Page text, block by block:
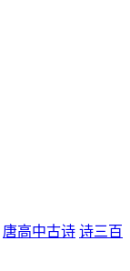
唐高中古诗 诗三百